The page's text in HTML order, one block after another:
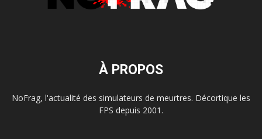
À PROPOS
NoFrag, l'actualité des simulateurs de meurtres. Décortique les
FPS depuis 2001.